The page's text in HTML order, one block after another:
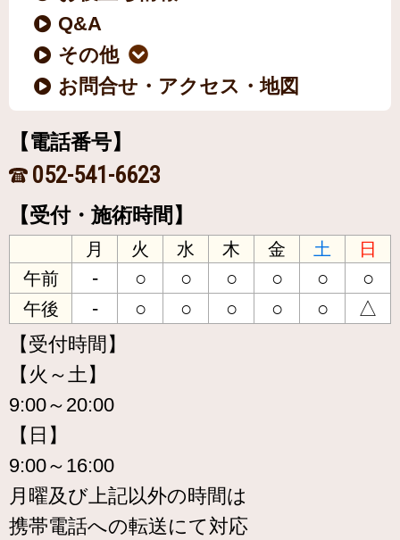
Q&A
その他
お問合せ・アクセス・地図
【電話番号】
052-541-6623
【受付・施術時間】
月 火 水 木 金 土
日
午前
- ○ ○ ○ ○ ○ ○
午後 - ○ ○ ○ ○ ○
△
【受付時間】
【火～土】
9:00～20:00
【日】
9:00～16:00
月曜及び上記以外の時間は
携帯電話への転送にて対応